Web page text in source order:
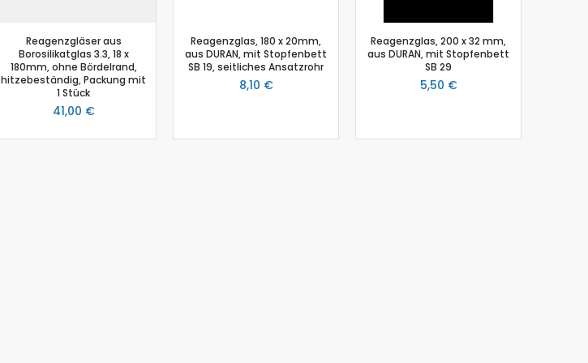
Reagenzgläser aus
Borosilikatglas 3.3, 18 x
180mm, ohne Bördelrand,
hitzebeständig, Packung mit
1 Stück
41,00 €
Reagenzglas, 180 x 20mm,
aus DURAN, mit Stopfenbett
SB 19, seitliches Ansatzrohr
8,10 €
Reagenzglas, 200 x 32 mm,
aus DURAN, mit Stopfenbett
SB 29
5,50 €